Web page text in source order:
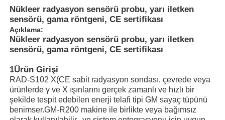
Nükleer radyasyon sensörü probu, yarı iletken
sensörü, gama röntgeni, CE sertifikası
Açıklama:
Nükleer radyasyon sensörü probu, yarı iletken
sensörü, gama röntgeni, CE sertifikası
1Ürün Girişi
RAD-S102 X(CE sabit radyasyon sondası, çevrede veya
ürünlerde γ ve X ışınlarını gerçek zamanlı ve hızlı bir
şekilde tespit edebilen enerji telafi tipi GM sayaç tüpünü
benimser.GM-R200 makine ile birlikte veya bağımsız